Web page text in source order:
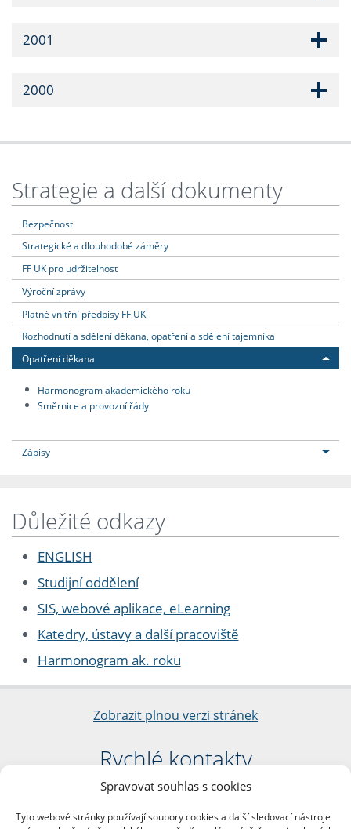
Spravovat souhlas s cookies
Tyto webové stránky používají soubory cookies a další sledovací nástroje
2001
2000
Strategie a další dokumenty
Bezpečnost
Strategické a dlouhodobé záměry
FF UK pro udržitelnost
Výroční zprávy
Platné vnitřní předpisy FF UK
Rozhodnutí a sdělení děkana, opatření a sdělení tajemníka
Opatření děkana
Harmonogram akademického roku
Směrnice a provozní řády
Zápisy
Důležité odkazy
ENGLISH
Studijní oddělení
SIS, webové aplikace, eLearning
Katedry, ústavy a další pracoviště
Harmonogram ak. roku
Zobrazit plnou verzi stránek
Rychlé kontakty
Filozofická fakulta
nám. Jana Palacha 1/2